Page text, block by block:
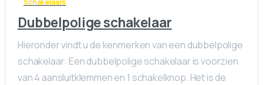
Schakelaars
Dubbelpolige schakelaar
Hieronder vindt u de kenmerken van een dubbelpolige
schakelaar: Een dubbelpolige schakelaar is voorzien
van 4 aansluitklemmen en 1 schakelknop. Het is de